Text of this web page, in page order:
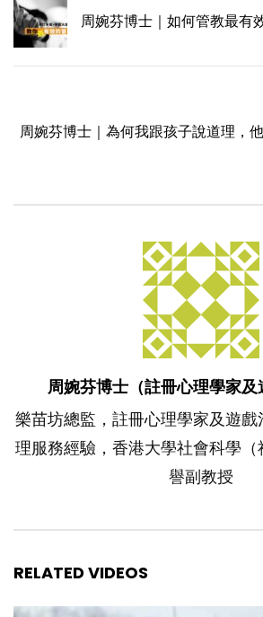
周婉芬博士｜如何管教最有
周婉芬博士｜為何我跟孩子說道理，
周婉芬博士（註冊心理學家及
樂苗坊總監，註冊心理學家及遊
理服務經驗，香港大學社會科學（
譽副教授
RELATED VIDEOS